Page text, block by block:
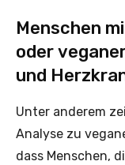
Menschen
oder
und
Unter anderem
Analyse zu
dass Menschen,